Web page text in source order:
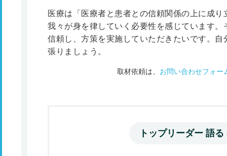
医療は「医療者と患者との信頼関係の上に成
我々が身を律していく必要性を感じています
信頼し、方策を実施していただきたいです。
張りましょう。
取材依頼は、 お問い合わせフォー
トップリーダー 語る